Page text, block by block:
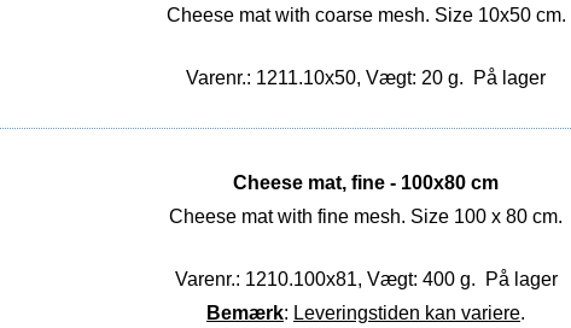
Cheese mat with coarse mesh. Size 10x50 cm.
Varenr.: 1211.10x50, Vægt: 20 g. På lager
Cheese mat, fine - 100x80 cm
Cheese mat with fine mesh. Size 100 x 80 cm.
Varenr.: 1210.100x81, Vægt: 400 g.
På lager
Bemærk: Leveringstiden kan variere.